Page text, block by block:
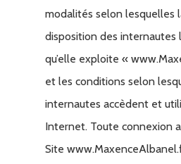
modalités selon lesquelles
disposition des
qu’elle exploite «
et les conditions selon
internautes accèdent et
Internet. Toute connexion
Site